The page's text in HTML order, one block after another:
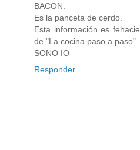
BACON:
Es la panceta de cerdo.
Esta información es
de "La cocina paso a paso".
SONO IO
Responder